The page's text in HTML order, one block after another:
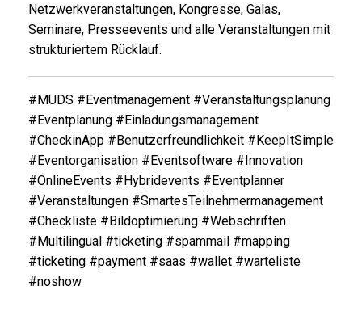
Netzwerkveranstaltungen, Kongresse, Galas,
Seminare, Presseevents und alle Veranstaltungen mit
strukturiertem Rücklauf.
#MUDS #Eventmanagement #Veranstaltungsplanung
#Eventplanung #Einladungsmanagement
#CheckinApp #Benutzerfreundlichkeit #KeepItSimple
#Eventorganisation #Eventsoftware #Innovation
#OnlineEvents #Hybridevents #Eventplanner
#Veranstaltungen #SmartesTeilnehmermanagement
#Checkliste #Bildoptimierung #Webschriften
#Multilingual #ticketing #spammail #mapping
#ticketing #payment #saas #wallet #warteliste
#noshow